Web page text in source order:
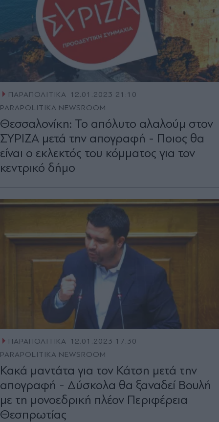
ΠΑΡΑΠΟΛΙΤΙΚΑ 12.01.2023 21:10
PARAPOLITIKA NEWSROOM
Θεσσαλονίκη: Το απόλυτο αλαλούμ στον
ΣΥΡΙΖΑ µετά την απογραφή - Ποιος θα
είναι ο εκλεκτός του κόμματος για τον
κεντρικό δήμο
ΠΑΡΑΠΟΛΙΤΙΚΑ 12.01.2023 17:30
PARAPOLITIKA NEWSROOM
Κακά μαντάτα για τον Κάτση μετά την
απογραφή - Δύσκολα θα ξαναδεί Βουλή
με τη μονοεδρική πλέον Περιφέρεια
Θεσπρωτίας